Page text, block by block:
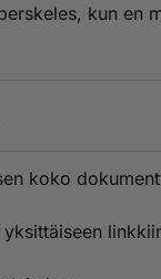
kun en
koko